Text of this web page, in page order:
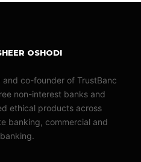
OSHODI
and co-founder of TrustBanc
non-interest banks and
ethical products across
banking, commercial and